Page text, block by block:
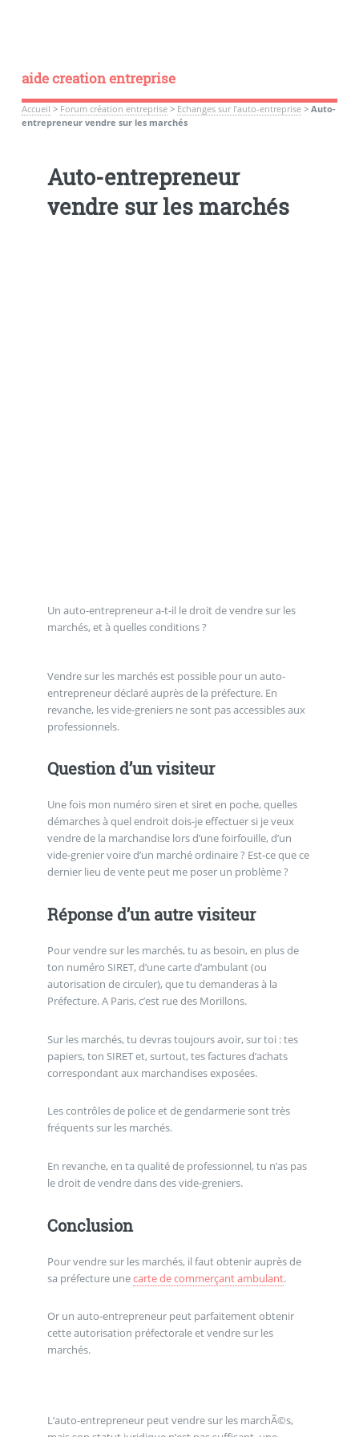
aide creation entreprise
Accueil > Forum création entreprise> Echanges sur l’auto-entreprise> Auto-
entrepreneur vendre sur les marchés
Auto-entrepreneur
vendre sur les marchés
Un auto-entrepreneur a-t-il le droit de vendre sur les
marchés, et à quelles conditions ?
Vendre sur les marchés est possible pour un auto-
entrepreneur déclaré auprès de la préfecture. En
revanche, les vide-greniers ne sont pas accessibles aux
professionnels.
Question d’un visiteur
Une fois mon numéro siren et siret en poche, quelles
démarches à quel endroit dois-je effectuer si je veux
vendre de la marchandise lors d’une foirfouille, d’un
vide-grenier voire d’un marché ordinaire ? Est-ce que ce
dernier lieu de vente peut me poser un problème ?
Réponse d’un autre visiteur
Pour vendre sur les marchés, tu as besoin, en plus de
ton numéro SIRET, d’une carte d’ambulant (ou
autorisation de circuler), que tu demanderas à la
Préfecture. A Paris, c’est rue des Morillons.
Sur les marchés, tu devras toujours avoir, sur toi : tes
papiers, ton SIRET et, surtout, tes factures d’achats
correspondant aux marchandises exposées.
Les contrôles de police et de gendarmerie sont très
fréquents sur les marchés.
En revanche, en ta qualité de professionnel, tu n’as pas
le droit de vendre dans des vide-greniers.
Conclusion
Pour vendre sur les marchés, il faut obtenir auprès de
sa préfecture unecarte de commerçant ambulant.
Or un auto-entrepreneur peut parfaitement obtenir
cette autorisation préfectorale et vendre sur les
marchés.
L’auto-entrepreneur peut vendre sur les marchÃ©s,